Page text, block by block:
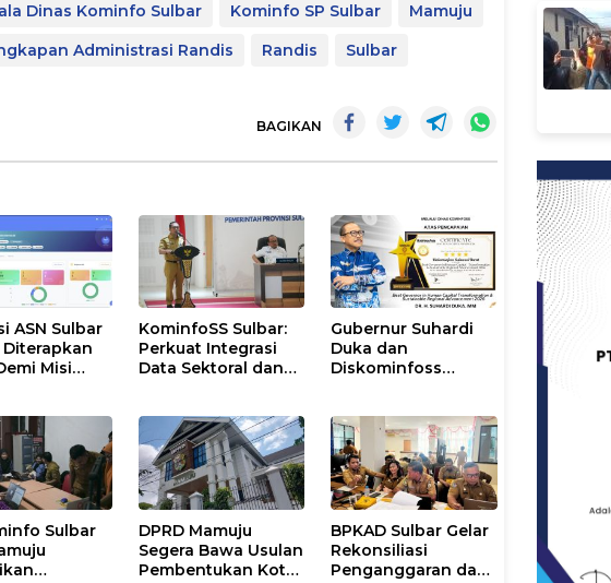
Dinas Kominfo Sulbar Kominfo SP Sulbar
Mamuju
Administrasi Randis Randis Sulbar
BAGIKAN
ASN Sulbar
Misi
KominfoSS Sulbar:
Perkuat Integrasi
Data Sektoral dan
Sebagai Pijakan
Program
Gubernur Suhardi
Duka dan
Diskominfoss
Nasional
Sulbar
DPRD Mamuju
Segera Bawa Usulan
Pembentukan Kota
BPKAD Sulbar Gelar
Rekonsiliasi
Penganggaran dan